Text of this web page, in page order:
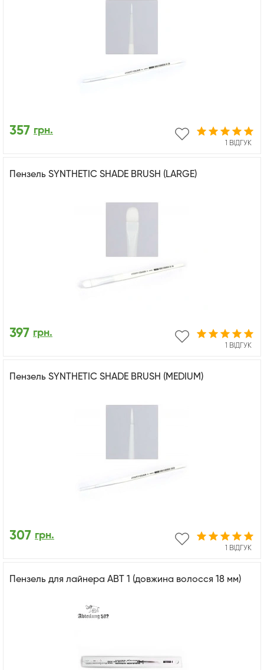
1 ВІДГУК
357 грн.
Пензель SYNTHETIC SHADE BRUSH (LARGE)
1 ВІДГУК
397 грн.
Пензель SYNTHETIC SHADE BRUSH (MEDIUM)
1 ВІДГУК
307 грн.
Пензель для лайнера ABT 1 (довжина волосся 18 мм)